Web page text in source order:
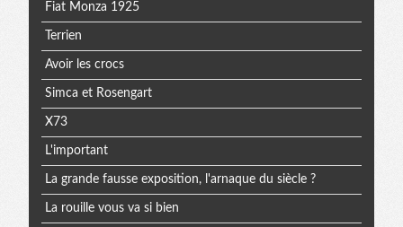
Fiat Monza 1925
Terrien
Avoir les crocs
Simca et Rosengart
X73
L'important
La grande fausse exposition, l'arnaque du siècle ?
La rouille vous va si bien